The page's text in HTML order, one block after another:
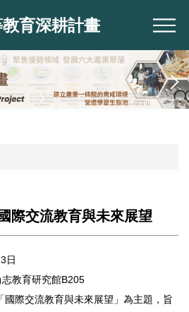
育深耕計畫
際交流教育與未來展望
日
教育研究館B205
國際交流教育與未來展望」為主題，旨